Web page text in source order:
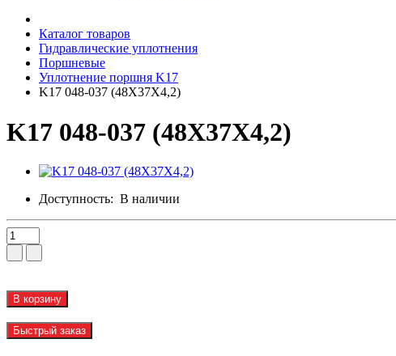
Каталог товаров
Гидравлические уплотнения
Поршневые
Уплотнение поршня K17
K17 048-037 (48X37X4,2)
K17 048-037 (48X37X4,2)
Доступность: В наличии
В корзину
Быстрый заказ